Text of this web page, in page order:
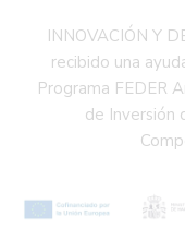
INNOVACIÓN Y
recibido una
Programa FEDER
de Inversión